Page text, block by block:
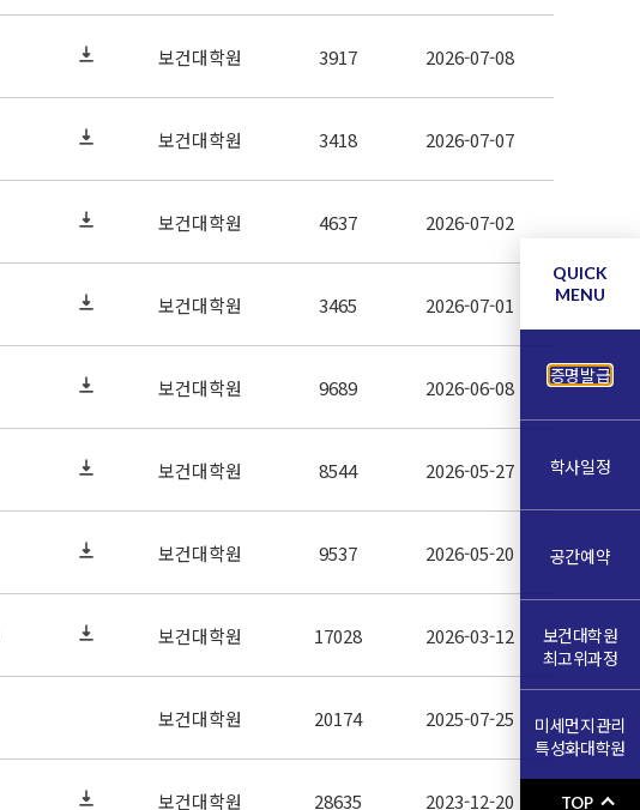
보건대학원 3917 2026-07-08
보건대학원 3418 2026-07-07
보건대학원 4637 2026-07-02
보건대학원 3465 2026-07-01
보건대학원 9689 2026-06-08
보건대학원 8544 2026-05-27
보건대학원 9537 2026-05-20
보건대학원 17028 2026-03-12
보건대학원 20174 2025-07-25
보건대학원 28635 2023-12-20
QUICK
MENU
증명발급
학사일정
공간예약
보건대학원
최고위과정
미세먼지관리
특성화대학원
TOP